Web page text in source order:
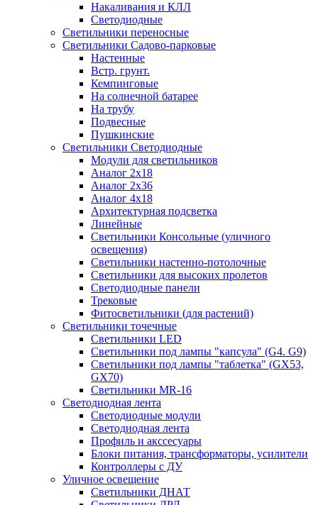
Накаливания и КЛЛ
Светодиодные
Светильники переносные
Светильники Садово-парковые
Настенные
Встр. грунт.
Кемпинговые
На солнечной батарее
На трубу
Подвесные
Пушкинские
Светильники Светодиодные
Модули для светильников
Аналог 2х18
Аналог 2х36
Аналог 4х18
Архитектурная подсветка
Линейные
Светильники Консольные (уличного
освещения)
Светильники настенно-потолочные
Светильники для высоких пролетов
Светодиодные панели
Трековые
Фитосветильники (для растений)
Светильники точечные
Светильники LED
Светильники под лампы "капсула" (G4. G9)
Светильники под лампы "таблетка" (GX53,
GX70)
Светильники MR-16
Светодиодная лента
Светодиодные модули
Светодиодная лента
Профиль и акссесуары
Блоки питания, трансформаторы, усилители
Контроллеры с ДУ
Уличное освещение
Светильники ДНАТ